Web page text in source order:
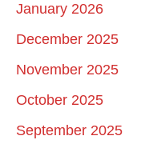
January 2026
December 2025
November 2025
October 2025
September 2025